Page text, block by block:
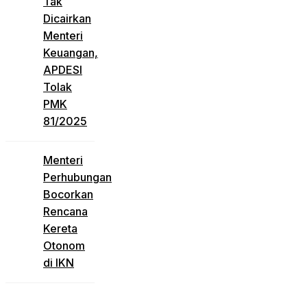
Dicairkan
Menteri
Keuangan,
APDESI
Tolak
PMK
81/2025
Menteri
Perhubungan
Bocorkan
Rencana
Kereta
Otonom
di IKN